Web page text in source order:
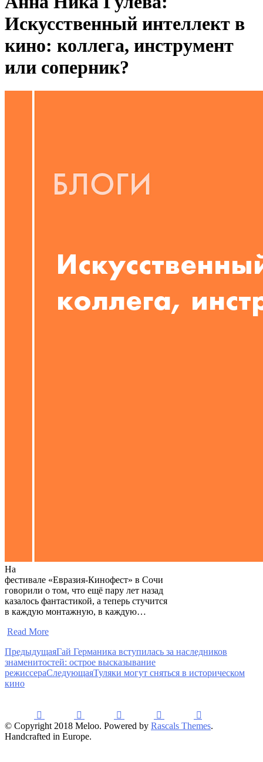
Искусственный интеллект в
кино: коллега, инструмент
или соперник?
На
фестивале «Евразия-Кинофест» в Сочи
говорили о том, что ещё пару лет назад
казалось фантастикой, а теперь стучится
в каждую монтажную, в каждую…
Read More
ПредыдущаяГай Германика вступилась за наследников
знаменитостей: острое высказывание
режиссераСледующаяТуляки могут сняться в историческом
кино
© Copyright 2018 Meloo. Powered by Rascals Themes.
Handcrafted in Europe.